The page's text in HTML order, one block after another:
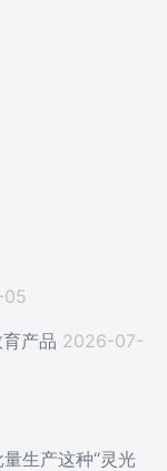
产品 2026-07-
生产这种“灵光